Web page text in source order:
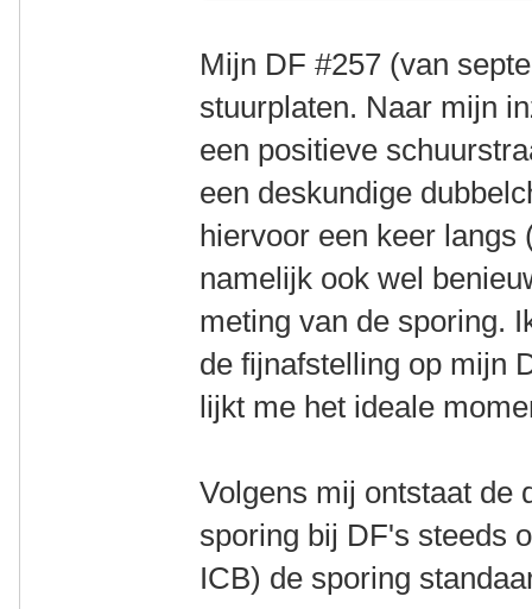
Mijn DF #257 (van
stuurplaten. Naar mijn
een positieve
een deskundige
hiervoor een keer langs
namelijk ook wel
meting van de sporing.
de fijnafstelling op mijn
lijkt me het ideale
Volgens mij ontstaat de
sporing bij DF's steeds
ICB) de sporing